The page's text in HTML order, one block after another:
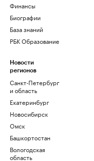
Финансы
Биографии
База знаний
РБК Образование
Новости
регионов
Санкт-Петербург
и область
Екатеринбург
Новосибирск
Омск
Башкортостан
Вологодская
область